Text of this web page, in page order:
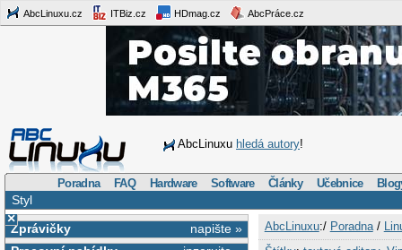
AbcLinuxu.cz ITBiz.cz HDmag.cz AbcPráce.cz
AbcLinuxu hledá autory!
Poradna FAQ Hardware Software Články Učebnice
Styl
×
napište »
Zprávičky
AbcLinuxu:/ Poradna/